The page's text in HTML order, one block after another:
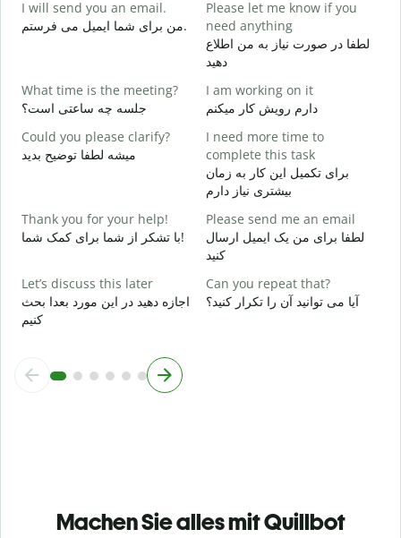
I will send you an email.
من برای شما ایمیل می فرستم.
Please let me know if you
need anything
لطفا در صورت نیاز به من اطلاع
دهید
What time is the meeting?
جلسه چه ساعتی است؟
I am working on it
دارم رویش کار میکنم
Could you please clarify?
میشه لطفا توضیح بدید
I need more time to
complete this task
برای تکمیل این کار به زمان
بیشتری نیاز دارم
Thank you for your help!
با تشکر از شما برای کمک شما!
Please send me an email
لطفا برای من یک ایمیل ارسال
کنید
Let’s discuss this later
اجازه دهید در این مورد بعدا بحث
کنیم
Can you repeat that?
آیا می توانید آن را تکرار کنید؟
Machen Sie alles mit Quillbot